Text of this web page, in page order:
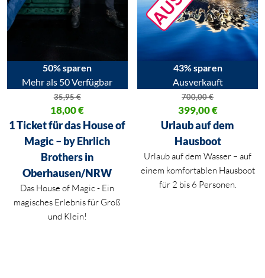
50% sparen
Mehr als 50 Verfügbar
35,95€
Ursprünglicher Preis war: 35,95 €
18,00€
Aktueller Preis ist: 18,00 €.
1 Ticket für das House of
Magic – by Ehrlich
Brothers in
Oberhausen/NRW
Das House of Magic - Ein
magisches Erlebnis für Groß
und Klein!
43% sparen
Ausverkauft
700,00€
Ursprünglicher Preis war:
399,00€
Aktueller Preis ist: 399,00 €.
Urlaub auf dem
Hausboot
Urlaub auf dem Wasser – auf
einem komfortablen Hausboot
für 2 bis 6 Personen.